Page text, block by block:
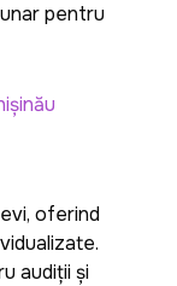
pentru
oferind
audiții și